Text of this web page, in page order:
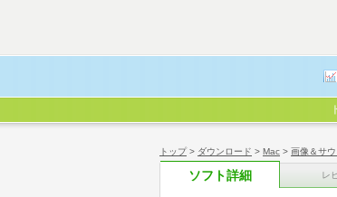
トップ> ダウンロード > Mac > 画像＆サウ
ソフト詳細 レ